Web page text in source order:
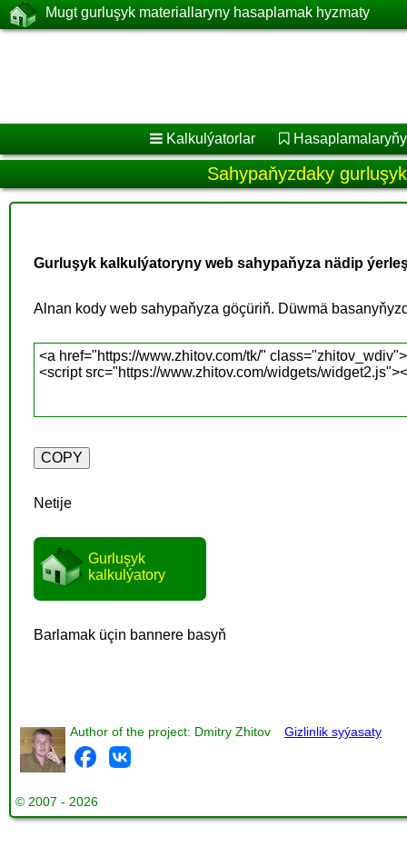
Mugt gurluşyk materiallaryny hasaplamak hyzmaty
Kalkulýatorlar
Sahypaňyzdaky
Gurluşyk kalkulýatoryny web sahypaňyza nädip
Alnan kody web sahypaňyza göçüriň. Düwmä
Netije
Gurluşyk
kalkulýatory
Barlamak üçin bannere basyň
Author of the project: Dmitry Zhitov
© 2007 - 2026
Gizlinlik syýasaty